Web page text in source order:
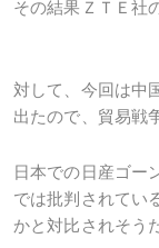
その結果ＺＴＥ社
対して、今回は中
出たので、貿易戦
日本での日産ゴー
では批判されてい
かと対比されそう